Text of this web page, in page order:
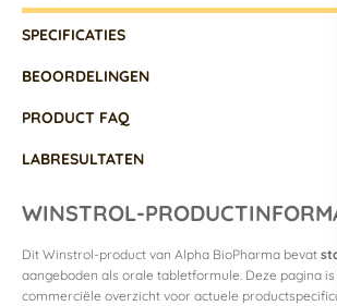
SPECIFICATIES
BEOORDELINGEN
PRODUCT FAQ
LABRESULTATEN
WINSTROL-
Dit Winstrol-product van Alpha BioPharma bevat
aangeboden als orale tabletformule. Deze pagina is
commerciële overzicht voor actuele